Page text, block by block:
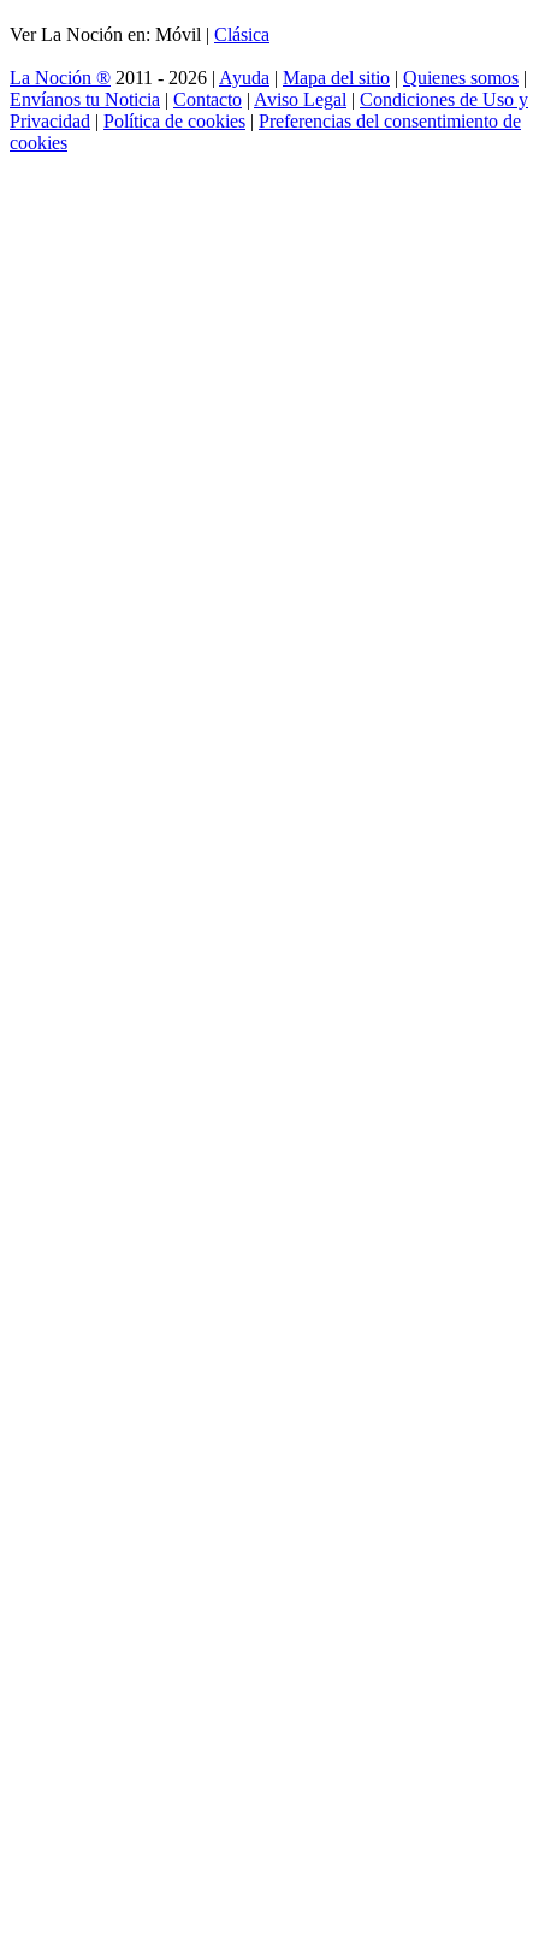
Ver La Noción en: Móvil | Clásica
La Noción ® 2011 - 2026 | Ayuda | Mapa del sitio | Quienes somos |
Envíanos tu Noticia | Contacto | Aviso Legal | Condiciones de Uso y
Privacidad | Política de cookies | Preferencias del consentimiento de
cookies